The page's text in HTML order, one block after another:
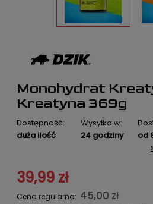
Monohydrat
Kreatyna 369g
Dostępność:
duża ilość
Wysyłka w:
24 godziny
od
Cena nie zawiera
39,99 zł
Cena regularna: 45,00 zł